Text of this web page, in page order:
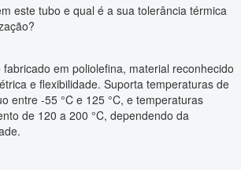
este tubo e qual é a sua tolerância térmica
em poliolefina, material reconhecido
e flexibilidade. Suporta temperaturas de
entre -55 °C e 125 °C, e temperaturas
de 120 a 200 °C, dependendo da